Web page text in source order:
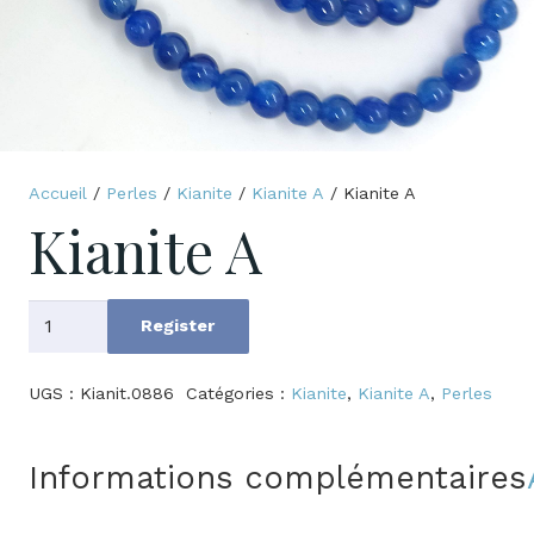
Accueil / Perles / Kianite / Kianite A / Kianite A
Kianite A
Register
UGS : Kianit.0886 Catégories : Kianite, Kianite A, Perles
Informations complémentaires